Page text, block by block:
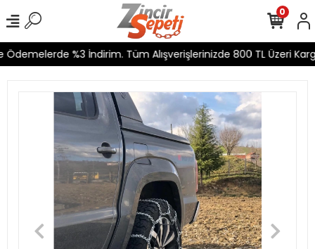
%3 İndirim. Tüm Alışverişlerinizde 800 TL Üzeri
0